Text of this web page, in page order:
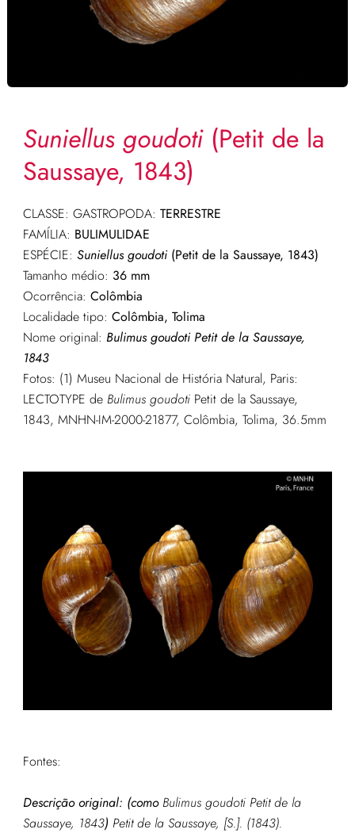
Suniellus goudoti (Petit de la
Saussaye, 1843)
CLASSE: GASTROPODA: TERRESTRE
FAMÍLIA: BULIMULIDAE
ESPÉCIE: Suniellus goudoti(Petit de la Saussaye, 1843)
Tamanho médio: 36 mm
Ocorrência: Colômbia
Localidade tipo: Colômbia, Tolima
Nome original: Bulimus goudoti Petit de la Saussaye,
1843
Fotos: (1) Museu Nacional de História Natural, Paris:
LECTOTYPE de Bulimus goudotiPetit de la Saussaye,
1843, MNHN-IM-2000-21877, Colômbia, Tolima, 36.5mm
Fontes:
Descrição original: (como Bulimus goudoti Petit de la
Saussaye, 1843) Petit de la Saussaye, [S.]. (1843).